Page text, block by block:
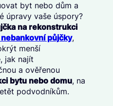
byt nebo dům a
úpravy vaše úspory?
na rekonstrukci
půjčky,
menší
jak najít
a ověřenou
bytu nebo domu, na
podvodníkům.